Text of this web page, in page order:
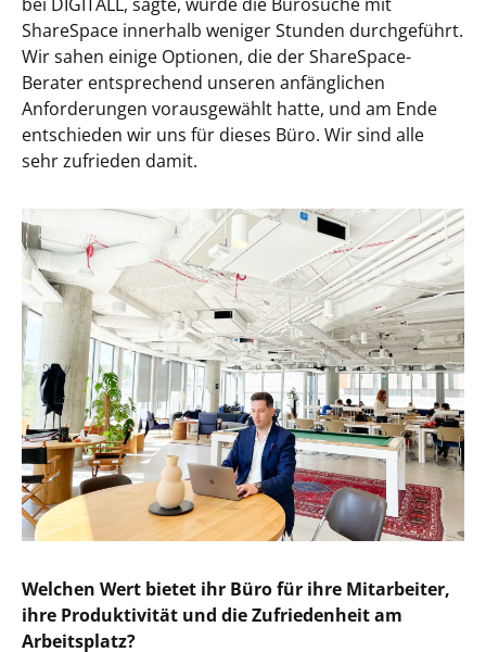
ShareSpace innerhalb weniger Stunden durchgeführt.
Wir sahen einige Optionen, die der ShareSpace-
Berater entsprechend unseren anfänglichen
Anforderungen vorausgewählt hatte, und am Ende
entschieden wir uns für dieses Büro. Wir sind alle
sehr zufrieden damit.
Welchen Wert bietet ihr Büro für ihre Mitarbeiter,
ihre Produktivität und die Zufriedenheit am
Arbeitsplatz?